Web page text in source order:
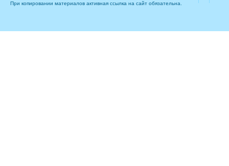
При копировании материалов активная ссылка на сайт обязательна.